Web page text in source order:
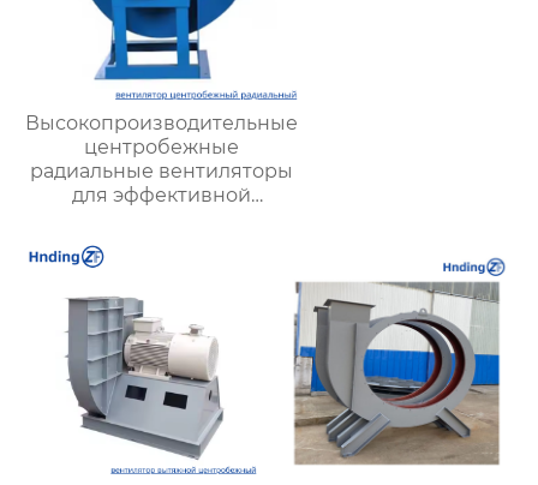
Высокопроизводительные
центробежные
радиальные вентиляторы
для эффективной
промышленного
оборудования